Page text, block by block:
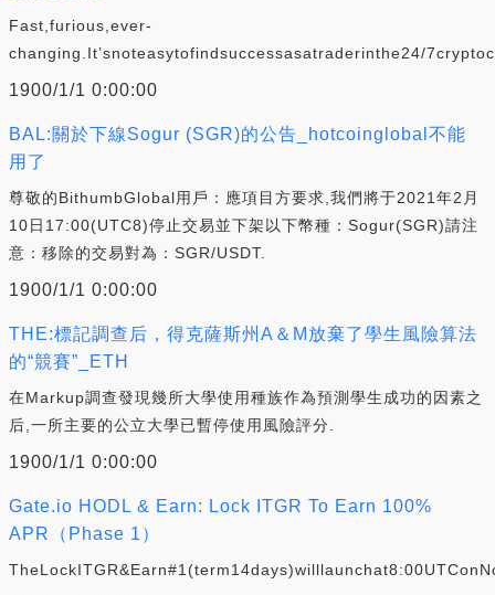
Fast,furious,ever-
changing.It’snoteasytofindsuccessasatraderinthe24/
1900/1/1 0:00:00
BAL:關於下線Sogur (SGR)的公告_hotcoinglobal不能
用了
尊敬的BithumbGlobal用戶：應項目方要求,我們將于2021年2月
10日17:00(UTC8)停止交易並下架以下幣種：Sogur(SGR)請注
意：移除的交易對為：SGR/USDT.
1900/1/1 0:00:00
THE:標記調查后，得克薩斯州A＆M放棄了學生風險算法
的“競賽”_ETH
在Markup調查發現幾所大學使用種族作為預測學生成功的因素之
后,一所主要的公立大學已暫停使用風險評分.
1900/1/1 0:00:00
Gate.io HODL & Earn: Lock ITGR To Earn 100%
APR（Phase 1）